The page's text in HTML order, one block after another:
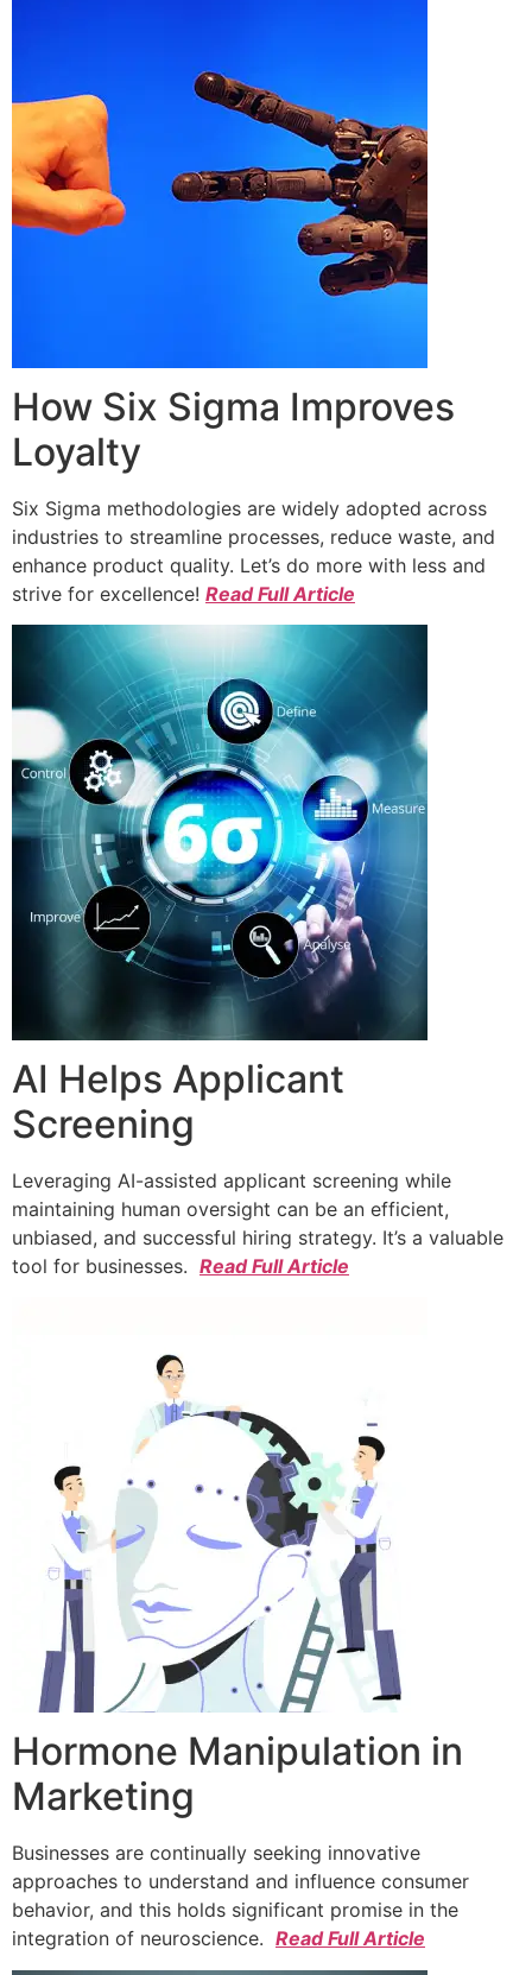
How Six Sigma Improves
Loyalty
Six Sigma methodologies are widely adopted across
industries to streamline processes, reduce waste, and
enhance product quality. Let’s do more with less and
strive for excellence! Read Full Article
AI Helps Applicant
Screening
Leveraging AI-assisted applicant screening while
maintaining human oversight can be an efficient,
unbiased, and successful hiring strategy. It’s a valuable
tool for businesses. Read Full Article
Hormone Manipulation in
Marketing
Businesses are continually seeking innovative
approaches to understand and influence consumer
behavior, and this holds significant promise in the
integration of neuroscience. Read Full Article